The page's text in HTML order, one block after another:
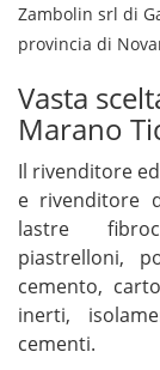
Zambolin srl di
provincia di
Vasta
Marano
Il rivenditore
e rivenditore
lastre
piastrelloni,
cemento,
inerti,
cementi.